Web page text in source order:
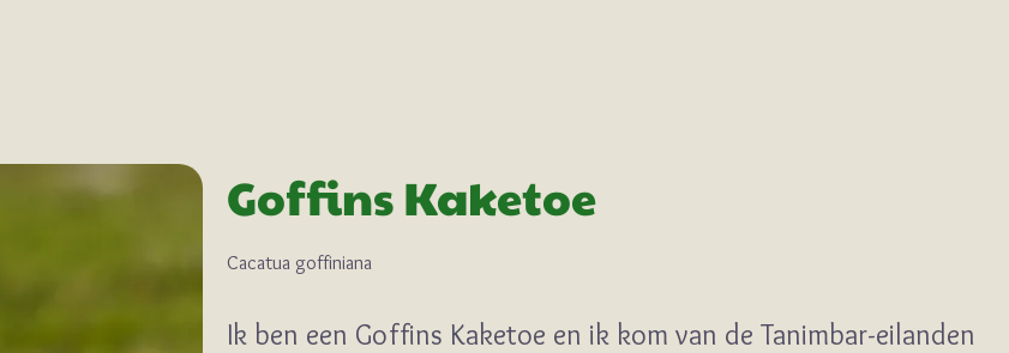
Goffins Kaketoe
Cacatua goffiniana
Ik ben een Goffins Kaketoe en ik kom van de Tanimbar-eilanden